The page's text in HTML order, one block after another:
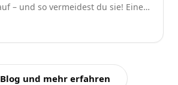
– und so vermeidest du sie! Eine
für alle Autofahrer.
und mehr erfahren